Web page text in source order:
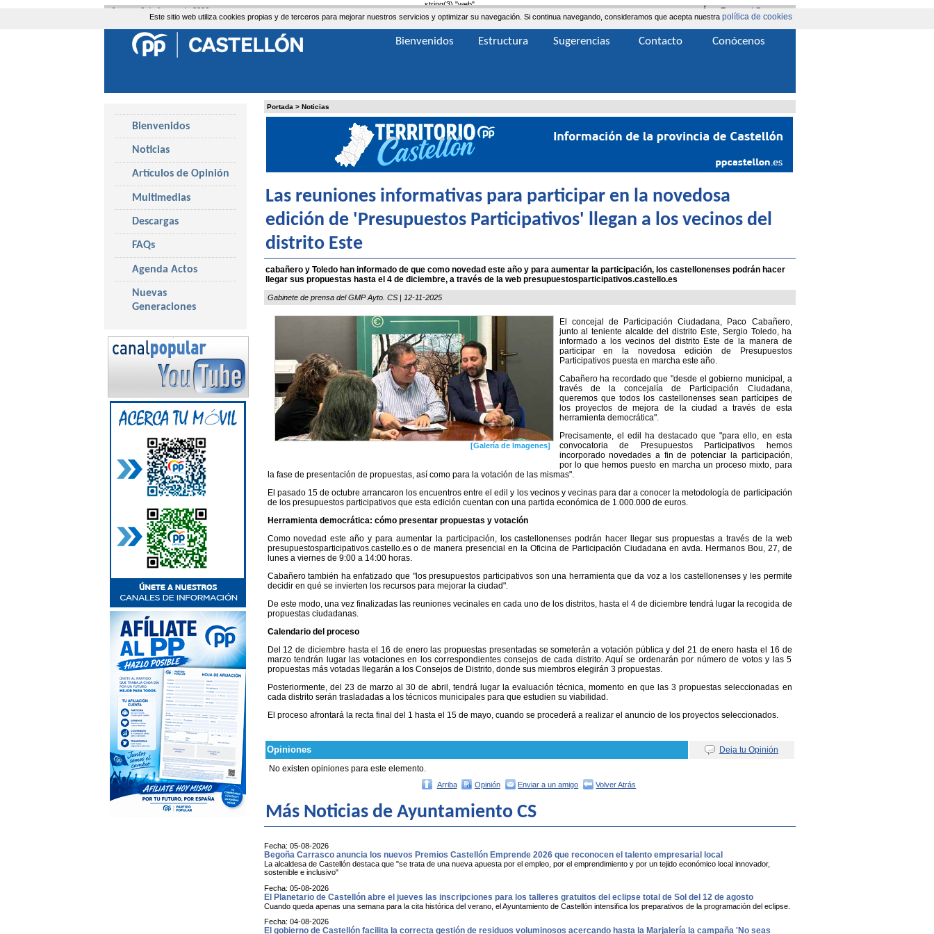
string(3) "web"
Este sitio web utiliza cookies propias y de terceros para mejorar nuestros servicios y optimizar su navegación. Si continua navegando, consideramos que acepta nuestra política de cookies
Portada > Noticias
Las reuniones informativas para participar en la novedosa
edición de 'Presupuestos Participativos' llegan a los vecinos del
distrito Este
cabañero y Toledo han informado de que como novedad este año y para aumentar la participación, los castellonenses podrán hacer
llegar sus propuestas hasta el 4 de diciembre, a través de la web presupuestosparticipativos.castello.es
Gabinete de prensa del GMP Ayto. CS | 12-11-2025
[Galería de Imagenes]
El concejal de Participación Ciudadana, Paco Cabañero,
junto al teniente alcalde del distrito Este, Sergio Toledo, ha
informado a los vecinos del distrito Este de la manera de
participar en la novedosa edición de Presupuestos
Participativos puesta en marcha este año.
Cabañero ha recordado que "desde el gobierno municipal, a
través de la concejalía de Participación Ciudadana,
queremos que todos los castellonenses sean partícipes de
los proyectos de mejora de la ciudad a través de esta
herramienta democrática".
Precisamente, el edil ha destacado que "para ello, en esta
convocatoria de Presupuestos Participativos hemos
incorporado novedades a fin de potenciar la participación,
por lo que hemos puesto en marcha un proceso mixto, para
la fase de presentación de propuestas, así como para la votación de las mismas".
El pasado 15 de octubre arrancaron los encuentros entre el edil y los vecinos y vecinas para dar a conocer la metodología de participación
de los presupuestos participativos que esta edición cuentan con una partida económica de 1.000.000 de euros.
Herramienta democrática: cómo presentar propuestas y votación
Como novedad este año y para aumentar la participación, los castellonenses podrán hacer llegar sus propuestas a través de la web
presupuestosparticipativos.castello.es o de manera presencial en la Oficina de Participación Ciudadana en avda. Hermanos Bou, 27, de
lunes a viernes de 9:00 a 14:00 horas.
Cabañero también ha enfatizado que "los presupuestos participativos son una herramienta que da voz a los castellonenses y les permite
decidir en qué se invierten los recursos para mejorar la ciudad".
De este modo, una vez finalizadas las reuniones vecinales en cada uno de los distritos, hasta el 4 de diciembre tendrá lugar la recogida de
propuestas ciudadanas.
Calendario del proceso
Del 12 de diciembre hasta el 16 de enero las propuestas presentadas se someterán a votación pública y del 21 de enero hasta el 16 de
marzo tendrán lugar las votaciones en los correspondientes consejos de cada distrito. Aquí se ordenarán por número de votos y las 5
propuestas más votadas llegarán a los Consejos de Distrito, donde sus miembros elegirán 3 propuestas.
Posteriormente, del 23 de marzo al 30 de abril, tendrá lugar la evaluación técnica, momento en que las 3 propuestas seleccionadas en
cada distrito serán trasladadas a los técnicos municipales para que estudien su viabilidad.
El proceso afrontará la recta final del 1 hasta el 15 de mayo, cuando se procederá a realizar el anuncio de los proyectos seleccionados.
Opiniones
Deja tu Opinión
No existen opiniones para este elemento.
Arriba Opinión Enviar a un amigo Volver Atrás
Más Noticias de Ayuntamiento CS
Fecha: 05-08-2026
Begoña Carrasco anuncia los nuevos Premios Castellón Emprende 2026 que reconocen el talento empresarial local
La alcaldesa de Castellón destaca que "se trata de una nueva apuesta por el empleo, por el emprendimiento y por un tejido económico local innovador,
sostenible e inclusivo"
Fecha: 05-08-2026
El Planetario de Castellón abre el jueves las inscripciones para los talleres gratuitos del eclipse total de Sol del 12 de agosto
Cuando queda apenas una semana para la cita histórica del verano, el Ayuntamiento de Castellón intensifica los preparativos de la programación del eclipse.
Fecha: 04-08-2026
El gobierno de Castellón facilita la correcta gestión de residuos voluminosos acercando hasta la Marjalería la campaña 'No seas
Bienvenidos
Noticias
Artículos de Opinión
Multimedias
Descargas
FAQs
Agenda Actos
Nuevas
Generaciones
Jueves, 6 de Agosto de 2026 |Contacta
Área Extranet
Bienvenidos Estructura Sugerencias Contacto Conócenos